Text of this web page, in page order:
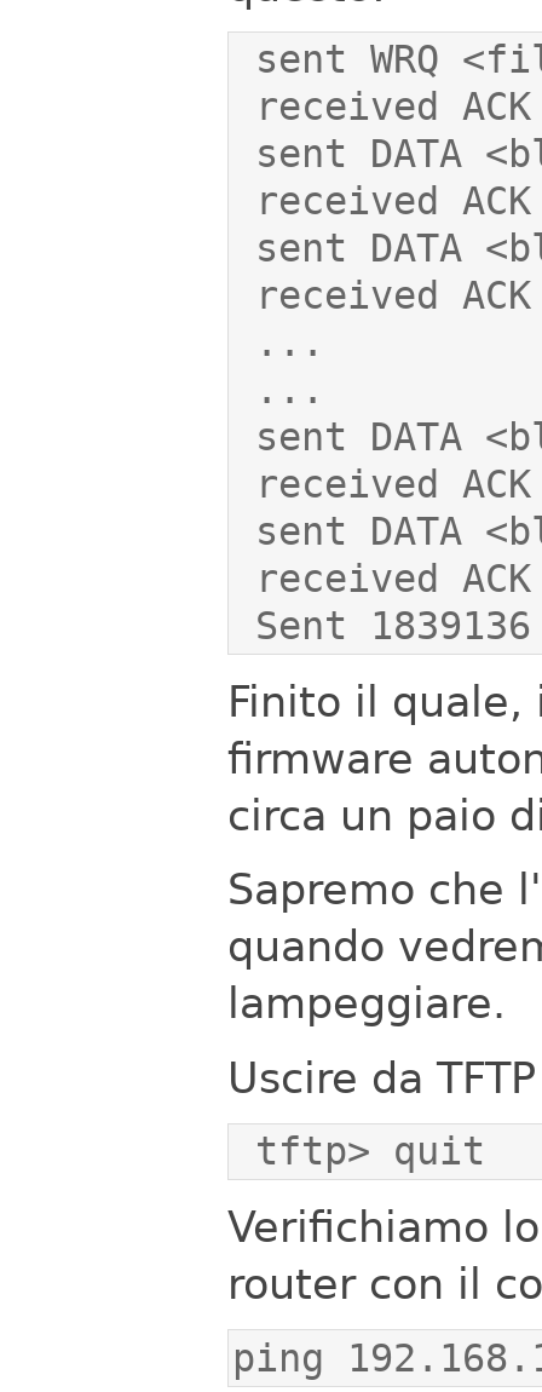
Sent
Finito il
firmware
circa un paio
Sapremo che
quando
lampeggiare.
Uscire da
tftp> quit
Verifichiamo
router con il
ping